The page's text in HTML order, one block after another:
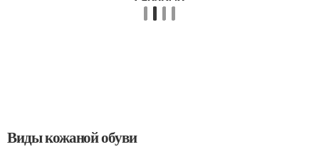
Виды кожаной обуви